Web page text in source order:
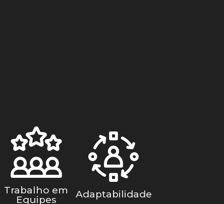
Trabalho em
Equipes
Adaptabilidade